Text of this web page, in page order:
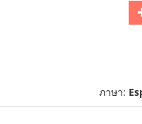
ภาษา: